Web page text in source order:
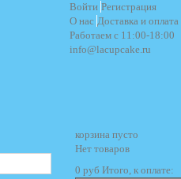
Войти Регистрация
О нас Доставка и оплата
Работаем с 11:00-18:00
info@lacupcake.ru
корзина пусто
Нет товаров
0 руб Итого, к оплате: